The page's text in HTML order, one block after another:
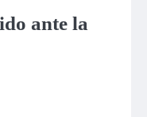
ante la